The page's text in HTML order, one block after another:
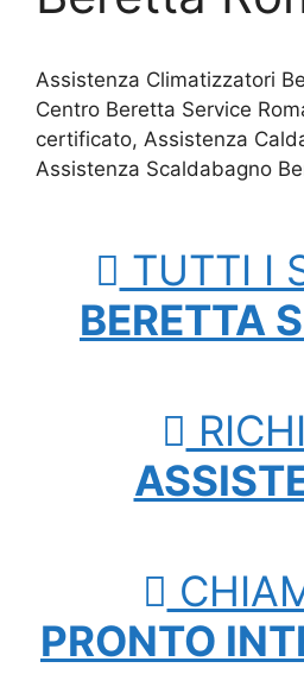
Assistenza Climatizzatori
Centro Beretta Service
certificato, Assistenza
Assistenza Scaldabagno
TUTTI I
BERETTA
PRONTO